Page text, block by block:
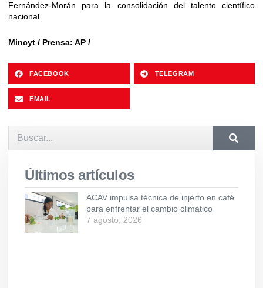
Fernández-Morán para la consolidación del talento científico
nacional.
Mincyt / Prensa: AP /
FACEBOOK TELEGRAM
EMAIL
Últimos artículos
ACAV impulsa técnica de injerto en café
para enfrentar el cambio climático
7 agosto, 2026